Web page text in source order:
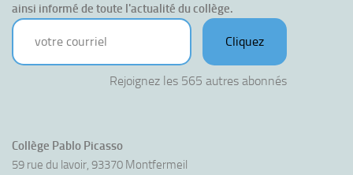
ainsi informé de toute l'actualité du collège.
votre courriel
Cliquez
Rejoignez les 565 autres abonnés
Collège Pablo Picasso
59 rue du lavoir, 93370 Montfermeil